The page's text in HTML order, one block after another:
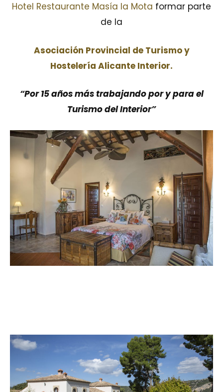
Hotel Restaurante Masía la Mota formar parte
de la
Asociación Provincial de Turismo y
Hostelería Alicante Interior.
“Por 15 años más trabajando por y para el
Turismo del Interior”